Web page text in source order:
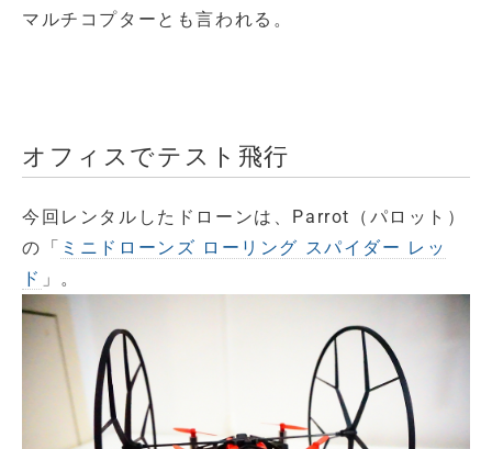
マルチコプターとも言われる。
オフィスでテスト飛行
今回レンタルしたドローンは、Parrot（パロット）
の「 ミニドローンズ ローリング スパイダー レッ
ド 」。